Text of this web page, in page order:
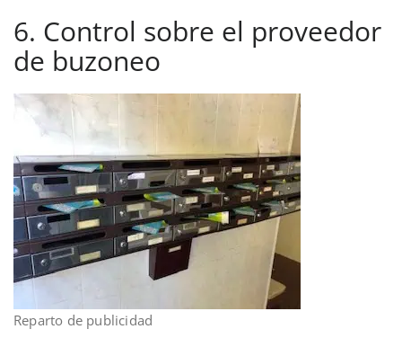
6. Control sobre el proveedor
de buzoneo
Reparto de publicidad